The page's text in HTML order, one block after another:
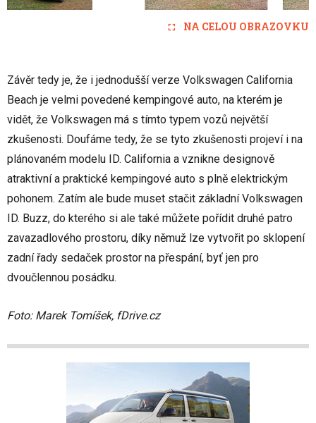
NA CELOU OBRAZOVKU
Závěr tedy je, že i jednodušší verze Volkswagen California
Beach je velmi povedené kempingové auto, na kterém je
vidět, že Volkswagen má s tímto typem vozů největší
zkušenosti. Doufáme tedy, že se tyto zkušenosti projeví i na
plánovaném modelu ID. California a vznikne designově
atraktivní a praktické kempingové auto s plně elektrickým
pohonem. Zatím ale bude muset stačit základní Volkswagen
ID. Buzz, do kterého si ale také můžete pořídit druhé patro
zavazadlového prostoru, díky němuž lze vytvořit po sklopení
zadní řady sedaček prostor na přespání, byť jen pro
dvoučlennou posádku.
Foto: Marek Tomíšek, fDrive.cz